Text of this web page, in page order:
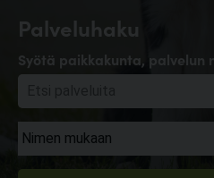
Palveluhaku
Syötä paikkakunta, palvelun